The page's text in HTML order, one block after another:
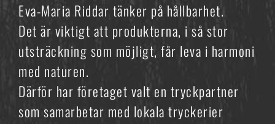
Eva-Maria Riddar tänker på hållbarhet.
Det är viktigt att produkterna, i så stor
utsträckning som möjligt, får leva i harmoni
med naturen.
Därför har företaget valt en tryckpartner
som samarbetar med lokala tryckerier